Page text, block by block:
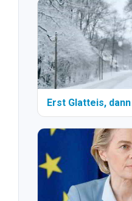
Erst Glatteis,